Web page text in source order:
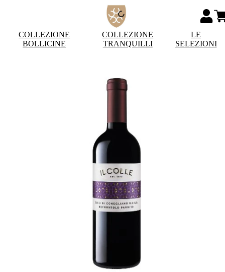
COLLEZIONE
BOLLICINE
COLLEZIONE
TRANQUILLI
LE
SELEZIONI